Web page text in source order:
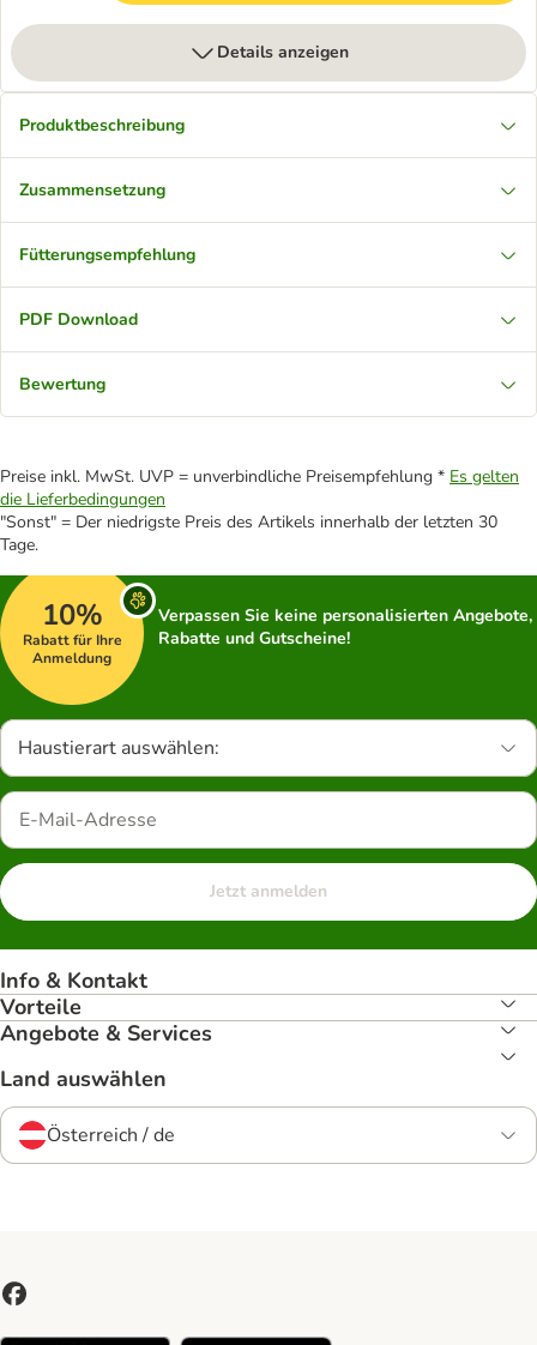
Details anzeigen
Produktbeschreibung
Zusammensetzung
Fütterungsempfehlung
PDF Download
Bewertung
Preise inkl. MwSt. UVP = unverbindliche Preisempfehlung * Es gelten
die Lieferbedingungen
"Sonst" = Der niedrigste Preis des Artikels innerhalb der letzten 30
Tage.
10%
Rabatt für Ihre
Anmeldung
Verpassen Sie keine personalisierten Angebote,
Rabatte und Gutscheine!
Haustierart auswählen:
Jetzt anmelden
Info & Kontakt
Vorteile
Angebote & Services
Land auswählen
Österreich / de